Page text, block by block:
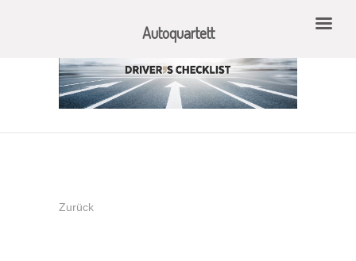
Zurück
Autoquartett